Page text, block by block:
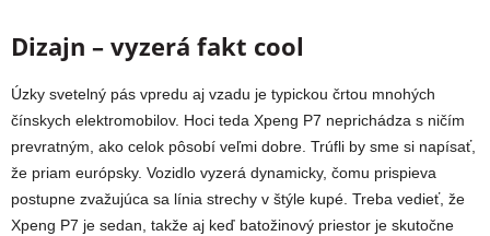
Dizajn – vyzerá fakt cool
Úzky svetelný pás vpredu aj vzadu je typickou črtou mnohých
čínskych elektromobilov. Hoci teda Xpeng P7 neprichádza s ničím
prevratným, ako celok pôsobí veľmi dobre. Trúfli by sme si napísať,
že priam európsky. Vozidlo vyzerá dynamicky, čomu prispieva
postupne zvažujúca sa línia strechy v štýle kupé. Treba vedieť, že
Xpeng P7 je sedan, takže aj keď batožinový priestor je skutočne